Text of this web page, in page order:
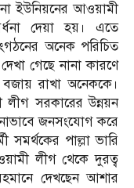
ইউনিয়নের আওয়ামী
দেয়া হয়। এতে
অনেক পরিচিত
গেছে নানা কারণে
বজায় রাখা অনেককে।
সরকারের উন্নয়ন
জনসংযোগ করে
সমর্থকের পাল্লা ভারি
লীগ থেকে দুরত্ব
দেখছেন আশার